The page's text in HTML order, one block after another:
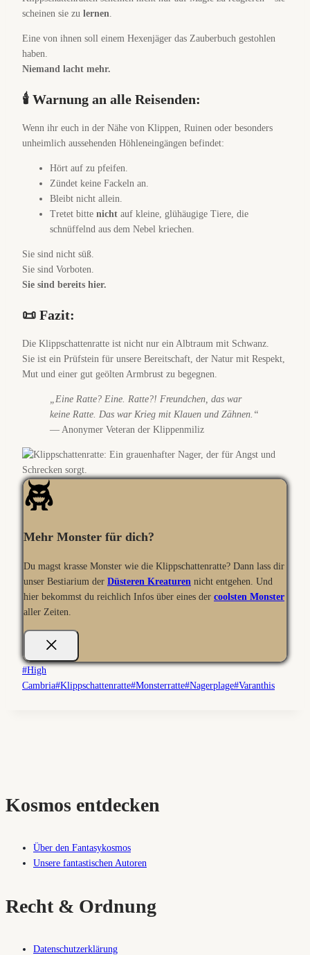
scheinen sie zu lernen
Eine von ihnen soll einem Hexenjäger das Zauberbuch gestohlen
haben.
Niemand lacht mehr.
🕯 Warnung an alle Reisenden:
Wenn ihr euch in der Nähe von Klippen, Ruinen oder besonders
unheimlich aussehenden Höhleneingängen befindet:
Hört auf zu pfeifen.
Zündet keine Fackeln an.
Bleibt nicht allein.
Tretet bitte nicht auf kleine, glühäugige Tiere, die
schnüffelnd aus dem Nebel kriechen.
Sie sind nicht süß.
Sie sind Vorboten.
Sie sind bereits hier.
📜 Fazit:
Die Klippschattenratte ist nicht nur ein Albtraum mit Schwanz.
Sie ist ein Prüfstein für unsere Bereitschaft, der Natur mit Respekt,
Mut und einer gut geölten Armbrust zu begegnen.
„Eine Ratte? Eine. Ratte?! Freundchen, das war
keine Ratte. Das war Krieg mit Klauen und Zähnen.“
— Anonymer Veteran der Klippenmiliz
Mehr Monster für dich?
Du magst krasse Monster wie die Klippschattenratte? Dann lass dir
unser Bestiarium der Düsteren Kreaturen nicht entgehen. Und
hier bekommst du reichlich Infos über eines der coolsten Monster
aller Zeiten.
Schlagworte:
#High
Cambria#Klippschattenratte#Monsterratte#Nagerplage#Varanthis
Kosmos entdecken
Über den Fantasykosmos
Unsere fantastischen Autoren
Recht & Ordnung
Datenschutzerklärung